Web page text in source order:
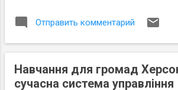
участі у вирішенні
стратегічний документ –
поводження з
відразу після
тижні відбулись
Отправить комментарий
Навчання для громад
сучасна система управління